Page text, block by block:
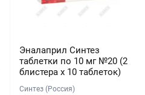
Эналаприл Синтез
таблетки по 10 мг №20 (2
блистера х 10 таблеток)
Синтез (Россия)